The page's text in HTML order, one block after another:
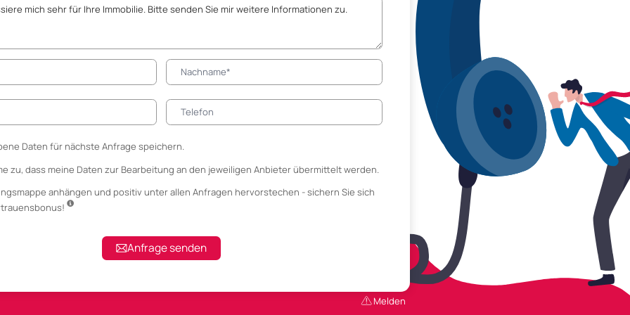
Daten für nächste Anfrage speichern.
zu, dass meine Daten zur Bearbeitung an den jeweiligen Anbieter übermittelt werden.
anhängenund positiv unter allen Anfragen hervorstechen - sichern Sie sich
Anfrage senden
Melden